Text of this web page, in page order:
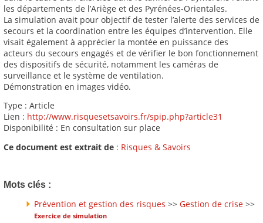
les départements de l’Ariège et des Pyrénées-Orientales.
La simulation avait pour objectif de tester l’alerte des services de
secours et la coordination entre les équipes d’intervention. Elle
visait également à apprécier la montée en puissance des
acteurs du secours engagés et de vérifier le bon fonctionnement
des dispositifs de sécurité, notamment les caméras de
surveillance et le système de ventilation.
Démonstration en images vidéo.
Type : Article
Lien : http://www.risquesetsavoirs.fr/spip.php?article31
Disponibilité : En consultation sur place
Ce document est extrait de : Risques & Savoirs
Mots clés :
Prévention et gestion des risques >> Gestion de crise >>
Exercice de simulation